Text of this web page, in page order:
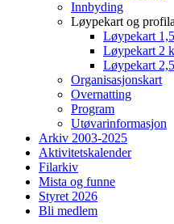
Innbyding
Løypekart og
Løypekart
Løypekart 2
Løypekart
Organisasjonskart
Overnatting
Program
Utøvarinformasjon
Arkiv 2003-2025
Aktivitetskalender
Filarkiv
Mista og funne
Styret 2026
Bli medlem